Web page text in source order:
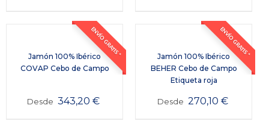
ENVÍO GRATIS *
Jamón 100% Ibérico
COVAP Cebo de Campo
Desde 343,20€
ENVÍO GRATIS *
Jamón 100% Ibérico
BEHER Cebo de Campo
Etiqueta roja
Desde 270,10 €